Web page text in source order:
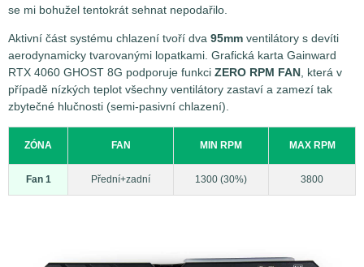
se mi bohužel tentokrát sehnat nepodařilo.
Aktivní část systému chlazení tvoří dva 95mm ventilátory s devíti
aerodynamicky tvarovanými lopatkami. Grafická karta Gainward
RTX 4060 GHOST 8G podporuje funkci ZERO RPM FAN , která v
případě nízkých teplot všechny ventilátory zastaví a zamezí tak
zbytečné hlučnosti (semi-pasivní chlazení).
ZÓNA FAN MIN RPM MAX RPM
Fan 1 Přední+zadní 1300 (30%) 3800